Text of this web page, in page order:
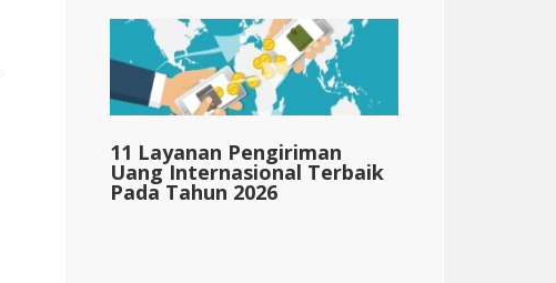
&dolar; 67.180
11 Layanan Pengiriman
Uang Internasional Terbaik
Pada Tahun 2026